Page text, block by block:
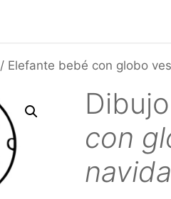
/ Elefante bebé con globo
con